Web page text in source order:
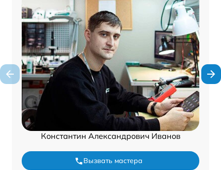
Константин Александрович Иванов
Вызвать мастера